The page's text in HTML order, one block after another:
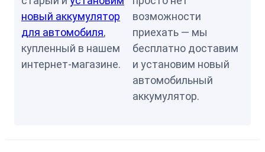
новый аккумулятор
для автомобиля,
купленный в нашем
интернет-магазине.
возможности
приехать — мы
бесплатно доставим
и установим новый
автомобильный
аккумулятор.